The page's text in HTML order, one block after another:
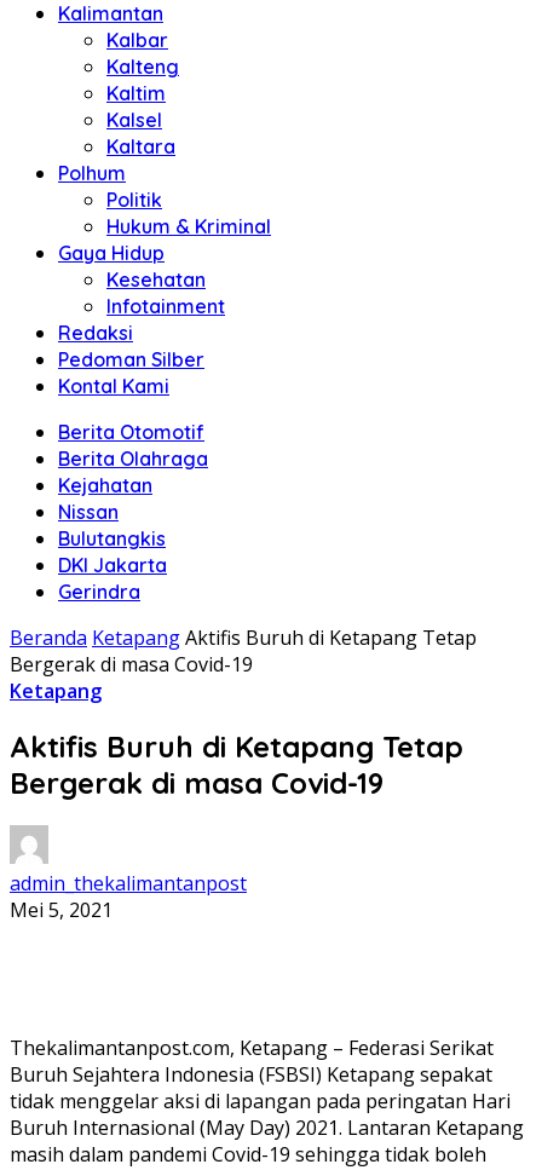
Kalimantan
Kalbar
Kalteng
Kaltim
Kalsel
Kaltara
Polhum
Politik
Hukum & Kriminal
Gaya Hidup
Kesehatan
Infotainment
Redaksi
Pedoman Silber
Kontal Kami
Berita Otomotif
Berita Olahraga
Kejahatan
Nissan
Bulutangkis
DKI Jakarta
Gerindra
Beranda KetapangAktifis Buruh di Ketapang Tetap
Bergerak di masa Covid-19
Ketapang
Aktifis Buruh di Ketapang Tetap
Bergerak di masa Covid-19
admin_thekalimantanpost
Mei 5, 2021
Thekalimantanpost.com, Ketapang – Federasi Serikat
Buruh Sejahtera Indonesia (FSBSI) Ketapang sepakat
tidak menggelar aksi di lapangan pada peringatan Hari
Buruh Internasional (May Day) 2021. Lantaran Ketapang
masih dalam pandemi Covid-19 sehingga tidak boleh